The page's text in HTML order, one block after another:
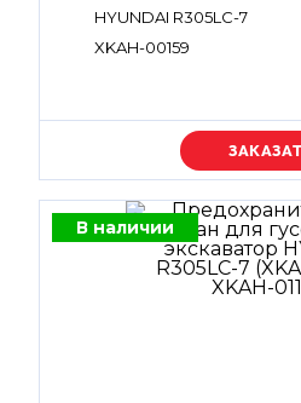
HYUNDAI R305LC-7
XKAH-00159
Уточняйте
В наличии